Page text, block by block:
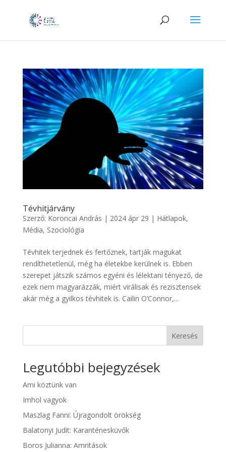
Tévhitjárvány
Szerző: Koroncai András | 2024 ápr 29 | Hátlapok,
Média, Szociológia
Tévhitek terjednek és fertőznek, tartják magukat
rendíthetetlenül, még ha életekbe kerülnek is. Ebben
szerepet játszik számos egyéni és lélektani tényező, de
ezek nem magyarázzák, miért virálisak és rezisztensek
akár még a gyilkos tévhitek is. Cailin O’Connor,...
Keresés
Legutóbbi bejegyzések
Ami köztünk van
Imhol vagyok
Maszlag Fanni: Újragondolt örökség
Balatonyi Judit: Karanténesküvők
Boros Julianna: Amritások